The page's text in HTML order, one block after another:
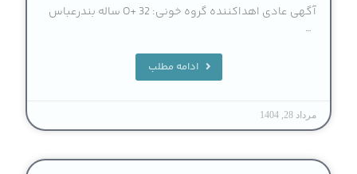
آگهی عادی اهداکننده گروه خونی: O+ 32 ساله بندرعباس
…
ادامه مطلب
مرداد 28, 1404